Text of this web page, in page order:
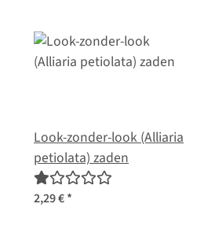
Look-zonder-look (Alliaria
petiolata) zaden
2,29 €*